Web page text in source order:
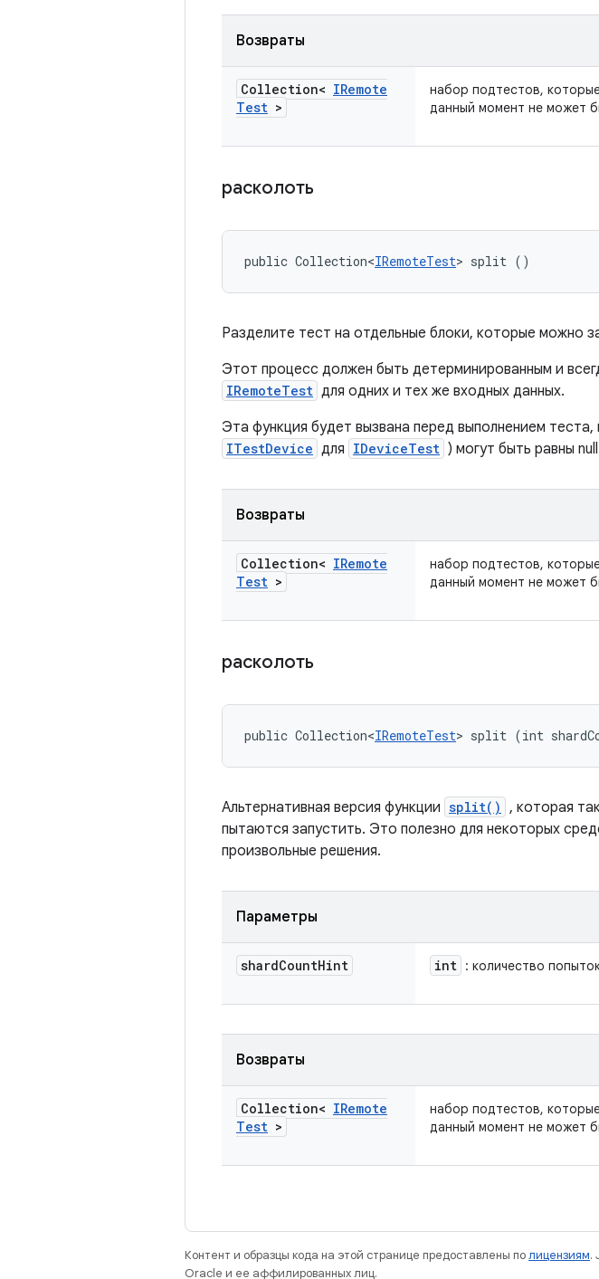
Возвраты
Collection< IRemote
Test >
набор подтестов,
данный момент не может
расколоть
public Collection<IRemoteTest> split ()
Разделите тест на отдельные блоки, которые можно
Этот процесс должен быть детерминированным и
IRemoteTest для одних и тех же входных данных.
Эта функция будет вызвана перед выполнением
ITestDevice для IDeviceTest ) могут быть равны
Возвраты
Collection< IRemote
Test >
набор подтестов,
данный момент не может
расколоть
public Collection<IRemoteTest> split (int
Альтернативная версия функции split() , которая
пытаются запустить. Это полезно для некоторых
произвольные решения.
Параметры
shardCountHint int : количество
Возвраты
Collection< IRemote
Test >
набор подтестов,
данный момент не может
Контент и образцы кода на этой странице предоставлены полицензиям.
Oracle и ее аффилированных лиц.